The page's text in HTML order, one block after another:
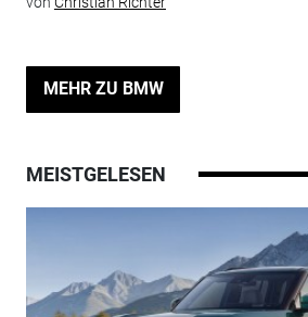
MEHR ZU BMW
MEISTGELESEN